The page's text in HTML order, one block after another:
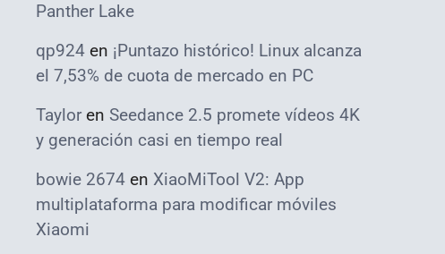
Panther Lake
qp924 en ¡Puntazo histórico! Linux alcanza
el 7,53% de cuota de mercado en PC
Taylor en Seedance 2.5 promete vídeos 4K
y generación casi en tiempo real
bowie 2674 en XiaoMiTool V2: App
multiplataforma para modificar móviles
Xiaomi